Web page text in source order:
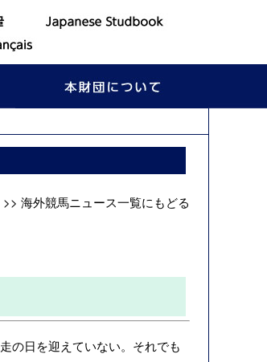
>> 海外競馬ニュース一覧にもどる
の日を迎えていない。それでも